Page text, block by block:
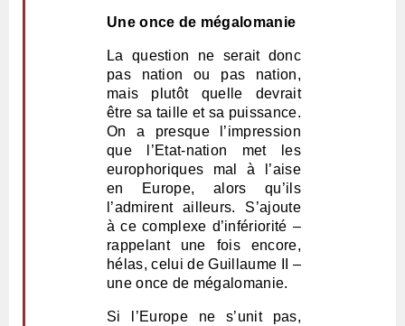
Une once de mégalomanie
La question ne serait donc
pas nation ou pas nation,
mais plutôt quelle devrait
être sa taille et sa puissance.
On a presque l’impression
que l’Etat-nation met les
europhoriques mal à l’aise
en Europe, alors qu’ils
l’admirent ailleurs. S’ajoute
à ce complexe d’infériorité –
rappelant une fois encore,
hélas, celui de Guillaume II –
une once de mégalomanie.
Si l’Europe ne s’unit pas,